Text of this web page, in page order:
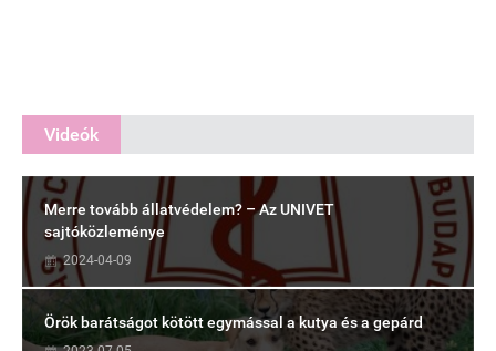
Videók
Merre tovább állatvédelem? – Az UNIVET
sajtóközleménye
2024-04-09
Örök barátságot kötött egymással a kutya és a gepárd